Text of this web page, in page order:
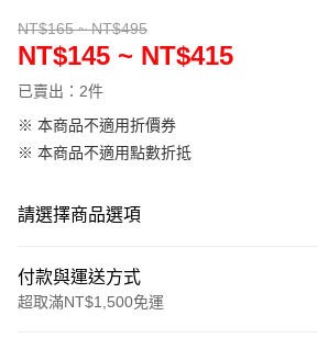
NT$165 ~ NT$495
NT$145 ~ NT$415
已賣出：2件
※ 本商品不適用折價券
※ 本商品不適用點數折抵
請選擇商品選項
付款與運送方式
超取滿NT$1,500免運